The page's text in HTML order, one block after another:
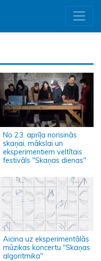
No 23. aprīļa norisinās
skaņai, mākslai un
eksperimentiem veltītais
festivāls "Skaņas dienas"
Aicina uz eksperimentālās
mūzikas koncertu "Skaņas
algoritmika"